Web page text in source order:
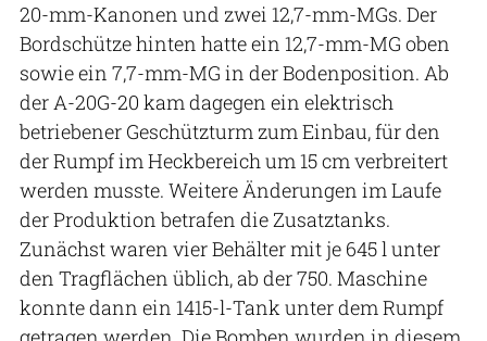
20-mm-Kanonen und zwei 12,7-mm-MGs. Der
Bordschütze hinten hatte ein 12,7-mm-MG oben
sowie ein 7,7-mm-MG in der Bodenposition. Ab
der A-20G-20 kam dagegen ein elektrisch
betriebener Geschützturm zum Einbau, für den
der Rumpf im Heckbereich um 15 cm verbreitert
werden musste. Weitere Änderungen im Laufe
der Produktion betrafen die Zusatztanks.
Zunächst waren vier Behälter mit je 645 l unter
den Tragflächen üblich, ab der 750. Maschine
konnte dann ein 1415-l-Tank unter dem Rumpf